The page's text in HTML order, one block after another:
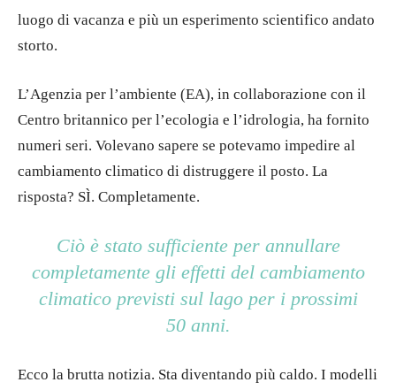
luogo di vacanza e più un esperimento scientifico andato
storto.
L’Agenzia per l’ambiente (EA), in collaborazione con il
Centro britannico per l’ecologia e l’idrologia, ha fornito
numeri seri. Volevano sapere se potevamo impedire al
cambiamento climatico di distruggere il posto. La
risposta? SÌ. Completamente.
Ciò è stato sufficiente per annullare
completamente gli effetti del cambiamento
climatico previsti sul lago per i prossimi
50 anni.
Ecco la brutta notizia. Sta diventando più caldo. I modelli